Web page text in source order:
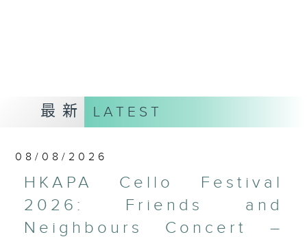
最新 LATEST
08/08/2026
HKAPA Cello Festival
2026: Friends and
Neighbours Concert –